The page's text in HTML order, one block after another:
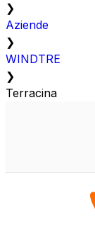
❯
Aziende
❯
WINDTRE
❯
Terracina